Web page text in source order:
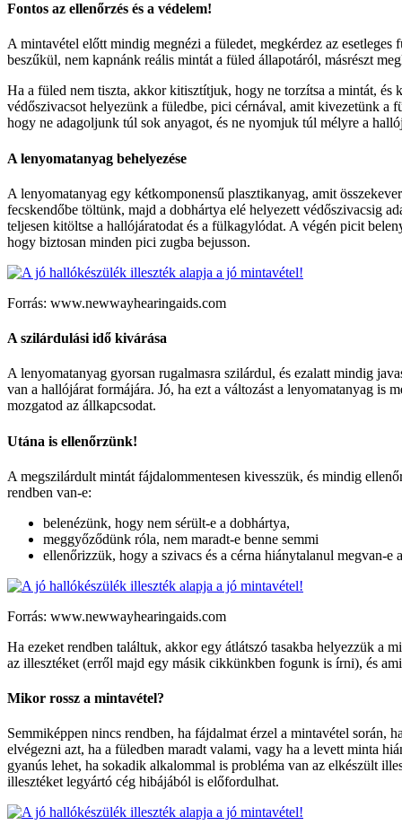
Fontos az ellenőrzés és a védelem!
A mintavétel előtt mindig megnézi a füledet, megkérdez az
beszűkül, nem kapnánk reális mintát a füled állapotáról, másrészt
Ha a füled nem tiszta, akkor kitisztítjuk, hogy ne torzítsa a mintát,
védőszivacsot helyezünk a füledbe, pici cérnával, amit kivezetünk a
hogy ne adagoljunk túl sok anyagot, és ne nyomjuk túl mélyre a
A lenyomatanyag behelyezése
A lenyomatanyag egy kétkomponensű plasztikanyag, amit
fecskendőbe töltünk, majd a dobhártya elé helyezett védőszivacsig
teljesen kitöltse a hallójáratodat és a fülkagylódat. A végén picit
hogy biztosan minden pici zugba bejusson.
Forrás: www.newwayhearingaids.com
A szilárdulási idő kivárása
A lenyomatanyag gyorsan rugalmasra szilárdul, és ezalatt mindig
van a hallójárat formájára. Jó, ha ezt a változást a lenyomatanyag is
mozgatod az állkapcsodat.
Utána is ellenőrzünk!
A megszilárdult mintát fájdalommentesen kivesszük, és mindig
rendben van-e:
belenézünk, hogy nem sérült-e a dobhártya,
meggyőződünk róla, nem maradt-e benne semmi
ellenőrizzük, hogy a szivacs és a cérna hiánytalanul megvan-e
Forrás: www.newwayhearingaids.com
Ha ezeket rendben találtuk, akkor egy átlátszó tasakba helyezzük a
az illesztéket (erről majd egy másik cikkünkben fogunk is írni), és
Mikor rossz a mintavétel?
Semmiképpen nincs rendben, ha fájdalmat érzel a mintavétel során,
elvégezni azt, ha a füledben maradt valami, vagy ha a levett minta
gyanús lehet, ha sokadik alkalommal is probléma van az elkészült
illesztéket legyártó cég hibájából is előfordulhat.